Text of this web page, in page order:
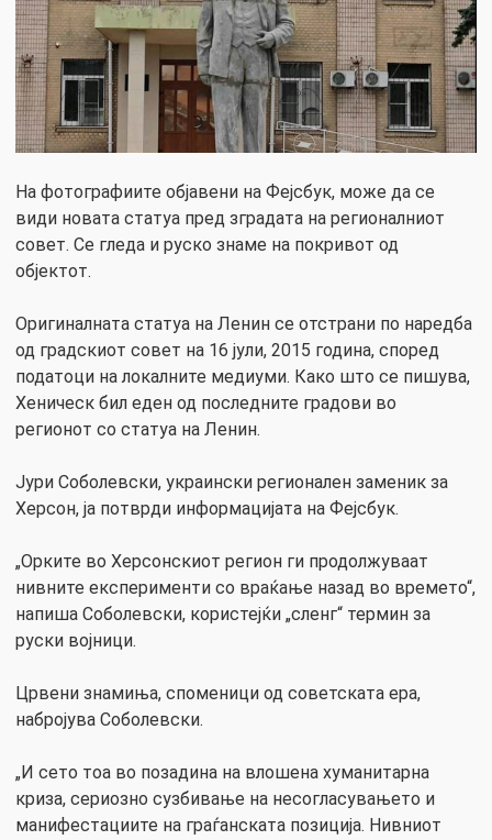
На фотографиите објавени на Фејсбук, може да се
види новата статуа пред зградата на регионалниот
совет. Се гледа и руско знаме на покривот од
објектот.
Оригиналната статуа на Ленин се отстрани по наредба
од градскиот совет на 16 јули, 2015 година, според
податоци на локалните медиуми. Како што се пишува,
Хеническ бил еден од последните градови во
регионот со статуа на Ленин.
Јури Соболевски, украински регионален заменик за
Херсон, ја потврди информацијата на Фејсбук.
„Орките во Херсонскиот регион ги продолжуваат
нивните експерименти со враќање назад во времето“,
напиша Соболевски, користејќи „сленг“ термин за
руски војници.
Црвени знамиња, споменици од советската ера,
набројува Соболевски.
„И сето тоа во позадина на влошена хуманитарна
криза, сериозно сузбивање на несогласувањето и
манифестациите на граѓанската позиција. Нивниот